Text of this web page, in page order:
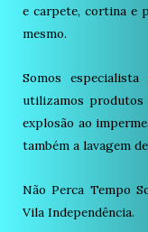
e carpete, cortina e
mesmo.
Somos
utilizamos produtos
explosão ao
também a lavagem
Não Perca Tempo
Vila Independência.